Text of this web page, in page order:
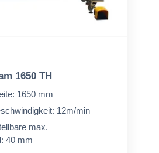
1650 TH
1650 mm
12m/min
max.
40 mm